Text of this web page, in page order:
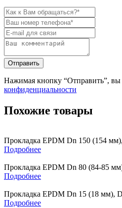
Нажимая кнопку “Отправить”, вы
конфиденциальности
Похожие товары
Прокладка EPDM Dn 150 (154
Подробнее
Прокладка EPDM Dn 80 (84-85
Подробнее
Прокладка EPDM Dn 15 (18 мм),
Подробнее